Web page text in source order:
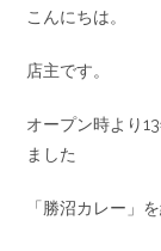
こんにちは。
店主です。
オープン時より
ました
「勝沼カレー」